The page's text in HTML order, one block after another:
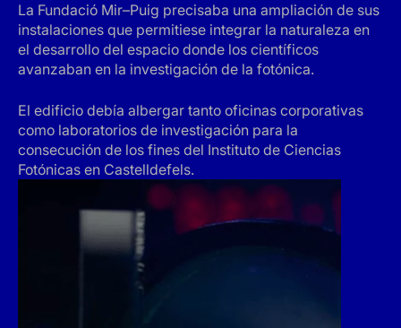
La Fundació Mir–Puig precisaba una ampliación de sus
instalaciones que permitiese integrar la naturaleza en
el desarrollo del espacio donde los científicos
avanzaban en la investigación de la fotónica.
El edificio debía albergar tanto oficinas corporativas
como laboratorios de investigación para la
consecución de los fines del Instituto de Ciencias
Fotónicas en Castelldefels.